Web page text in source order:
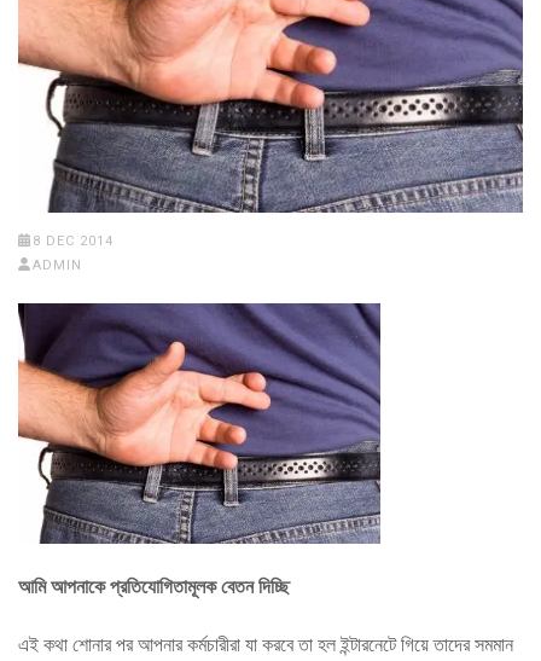
8 DEC 2014
ADMIN
আমি আপনাকে প্রতিযোগিতামূলক বেতন দিচ্ছি
এই কথা শোনার পর আপনার কর্মচারীরা যা করবে তা হল ইন্টারনেটে গিয়ে তাদের সমমান